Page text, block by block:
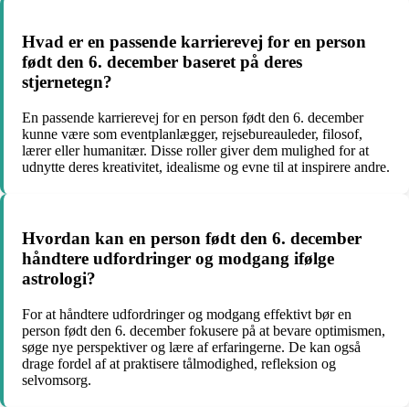
Hvad er en passende karrierevej for en person
født den 6. december baseret på deres
stjernetegn?
En passende karrierevej for en person født den 6. december
kunne være som eventplanlægger, rejsebureauleder, filosof,
lærer eller humanitær. Disse roller giver dem mulighed for at
udnytte deres kreativitet, idealisme og evne til at inspirere andre.
Hvordan kan en person født den 6. december
håndtere udfordringer og modgang ifølge
astrologi?
For at håndtere udfordringer og modgang effektivt bør en
person født den 6. december fokusere på at bevare optimismen,
søge nye perspektiver og lære af erfaringerne. De kan også
drage fordel af at praktisere tålmodighed, refleksion og
selvomsorg.